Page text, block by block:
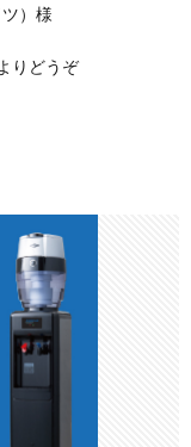
）様
りどうぞ